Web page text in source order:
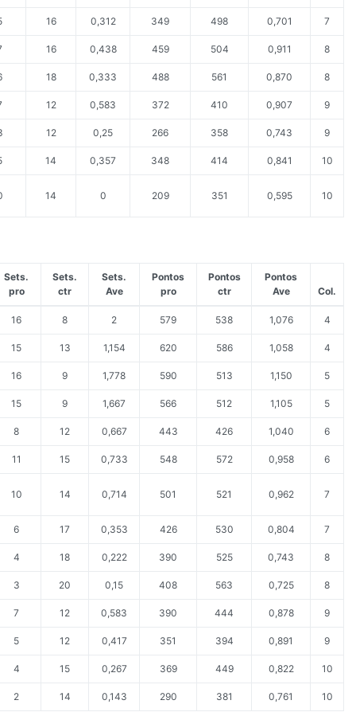
16 0,312 349 498 0,701 7
16 0,438 459 504 0,911 8
18 0,333 488 561 0,870 8
12 0,583 372 410 0,907 9
12 0,25 266 358 0,743 9
14 0,357 348 414 0,841 10
14 0 209 351 0,595 10
Sets.
pro
Sets.
ctr
Sets.
Ave
Pontos
pro
Pontos
ctr
Pontos
Ave
Col.
16 8 2 579 538 1,076 4
15 13 1,154 620 586 1,058 4
16 9 1,778 590 513 1,150 5
15 9 1,667 566 512 1,105 5
8 12 0,667 443 426 1,040 6
11 15 0,733 548 572 0,958 6
10 14 0,714 501 521 0,962 7
6 17 0,353 426 530 0,804 7
4 18 0,222 390 525 0,743 8
3 20 0,15 408 563 0,725 8
7 12 0,583 390 444 0,878 9
5 12 0,417 351 394 0,891 9
4 15 0,267 369 449 0,822 10
2 14 0,143 290 381 0,761 10